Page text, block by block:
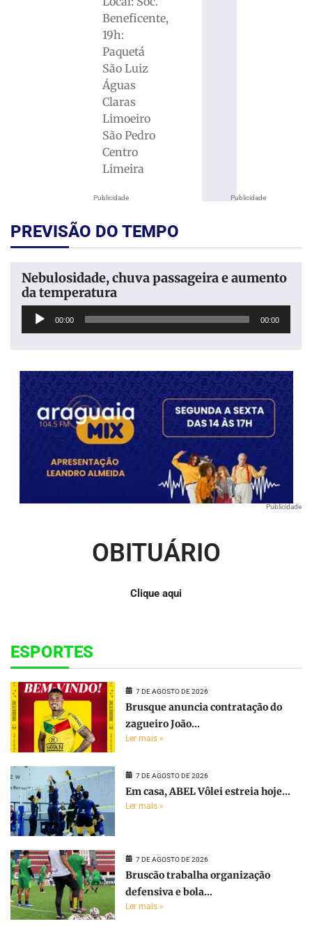
Publicidade
Beneficente,
19h:
Paquetá
São Luiz
Águas
Claras
Limoeiro
São Pedro
Centro
Limeira
Publicidade
PREVISÃO DO TEMPO
Nebulosidade, chuva passageira e aumento
da temperatura
Tocador
00:00 00:00
Publicidade
OBITUÁRIO
Clique aqui
ESPORTES
7 DE AGOSTO DE 2026
Brusque anuncia contratação do
zagueiro João...
Ler mais »
7 DE AGOSTO DE 2026
Em casa, ABEL Vôlei estreia hoje...
Ler mais »
7 DE AGOSTO DE 2026
Bruscão trabalha organização
defensiva e bola...
Ler mais »